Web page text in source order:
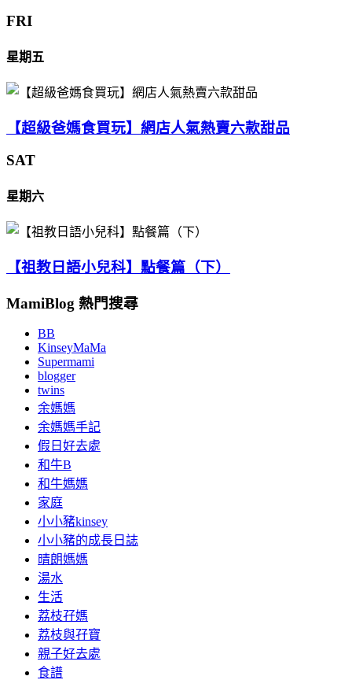
FRI
星期五
【超級爸媽食買玩】網店人氣熱賣六款甜品
SAT
星期六
【祖教日語小兒科】點餐篇（下）
MamiBlog 熱門搜尋
BB
KinseyMaMa
Supermami
blogger
twins
余媽媽
余媽媽手記
假日好去處
和牛B
和牛媽媽
家庭
小小豬kinsey
小小豬的成長日誌
晴朗媽媽
湯水
生活
荔枝孖媽
荔枝與孖寶
親子好去處
食譜